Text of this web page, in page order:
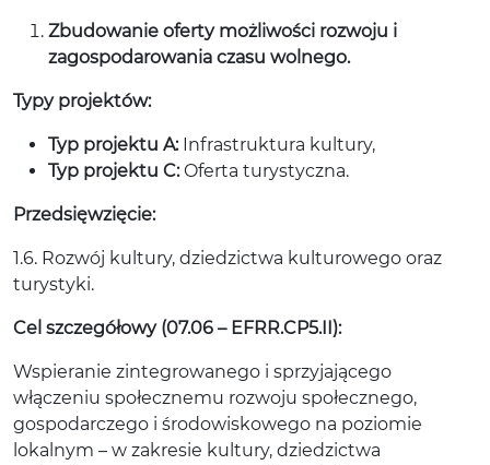
Zbudowanie oferty możliwości rozwoju i
zagospodarowania czasu wolnego.
Typy projektów:
Typ projektu A:Infrastruktura kultury,
Typ projektu C:Oferta turystyczna.
Przedsięwzięcie:
1.6. Rozwój kultury, dziedzictwa kulturowego oraz
turystyki.
Cel szczegółowy (07.06 – EFRR.CP5.II):
Wspieranie zintegrowanego i sprzyjającego
włączeniu społecznemu rozwoju społecznego,
gospodarczego i środowiskowego na poziomie
lokalnym – w zakresie kultury, dziedzictwa